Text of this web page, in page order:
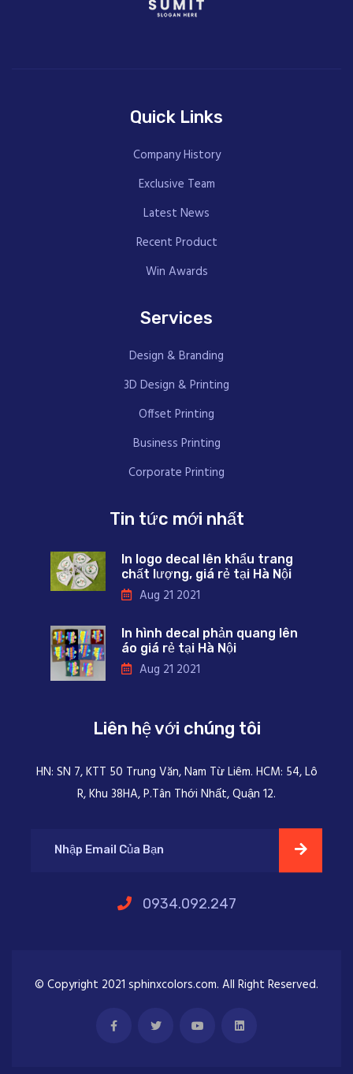
Quick Links
Company History
Exclusive Team
Latest News
Recent Product
Win Awards
Services
Design & Branding
3D Design & Printing
Offset Printing
Business Printing
Corporate Printing
Tin tức mới nhất
In logo decal lên khẩu trang
chất lượng, giá rẻ tại Hà Nội
Aug 21 2021
In hình decal phản quang lên
áo giá rẻ tại Hà Nội
Aug 21 2021
Liên hệ với chúng tôi
HN: SN 7, KTT 50 Trung Văn, Nam Từ Liêm. HCM: 54, Lô
R, Khu 38HA, P.Tân Thới Nhất, Quận 12.
0934.092.247
© Copyright 2021 sphinxcolors.com. All Right Reserved.